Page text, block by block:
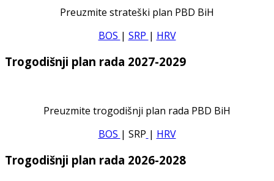
Preuzmite strateški plan PBD BiH
BOS | SRP | HRV
Trogodišnji plan rada 2027-2029
Preuzmite trogodišnji plan rada PBD BiH
BOS | SRP | HRV
Trogodišnji plan rada 2026-2028